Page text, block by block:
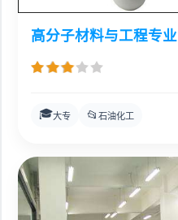
高分子材料与工程专业
🎓大专 📂 石油化工